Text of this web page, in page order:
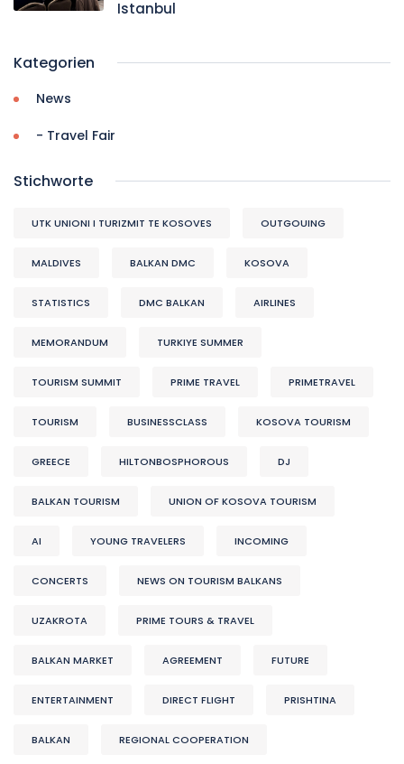
Istanbul
Kategorien
News
- Travel Fair
Stichworte
UTK UNIONI I TURIZMIT TE KOSOVES OUTGOUING
MALDIVES BALKAN DMC KOSOVA
STATISTICS DMC BALKAN AIRLINES
MEMORANDUM TURKIYE SUMMER
TOURISM SUMMIT PRIME TRAVEL PRIMETRAVEL
TOURISM BUSINESSCLASS KOSOVA TOURISM
GREECE HILTONBOSPHOROUS DJ
BALKAN TOURISM UNION OF KOSOVA TOURISM
AI YOUNG TRAVELERS INCOMING
CONCERTS NEWS ON TOURISM BALKANS
UZAKROTA PRIME TOURS & TRAVEL
BALKAN MARKET AGREEMENT FUTURE
ENTERTAINMENT DIRECT FLIGHT PRISHTINA
BALKAN REGIONAL COOPERATION